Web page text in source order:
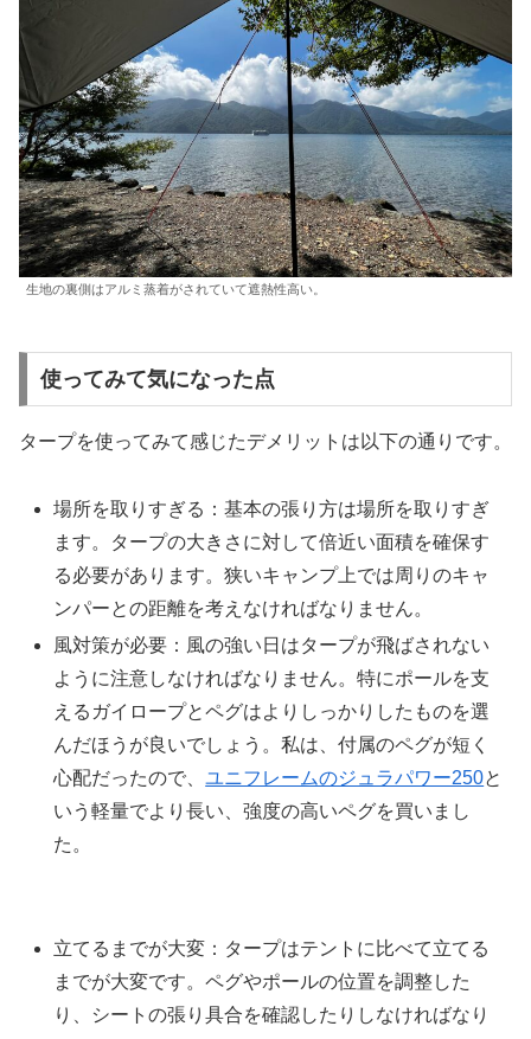
生地の裏側はアルミ蒸着がされていて遮熱性高い。
使ってみて気になった点
タープを使ってみて感じたデメリットは以下の通りです。
場所を取りすぎる：基本の張り方は場所を取りすぎ
ます。タープの大きさに対して倍近い面積を確保す
る必要があります。狭いキャンプ上では周りのキャ
ンパーとの距離を考えなければなりません。
風対策が必要：風の強い日はタープが飛ばされない
ように注意しなければなりません。特にポールを支
えるガイロープとペグはよりしっかりしたものを選
んだほうが良いでしょう。私は、付属のペグが短く
心配だったので、ユニフレームのジュラパワー250と
いう軽量でより長い、強度の高いペグを買いまし
た。
立てるまでが大変：タープはテントに比べて立てる
までが大変です。ペグやポールの位置を調整した
り、シートの張り具合を確認したりしなければなり